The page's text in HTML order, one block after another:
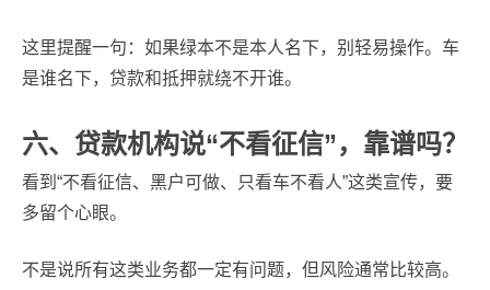
这里提醒一句：如果绿本不是本人名下，别轻易操作。车
是谁名下，贷款和抵押就绕不开谁。
六、贷款机构说“不看征信”，靠谱吗？
看到“不看征信、黑户可做、只看车不看人”这类宣传，要
多留个心眼。
不是说所有这类业务都一定有问题，但风险通常比较高。